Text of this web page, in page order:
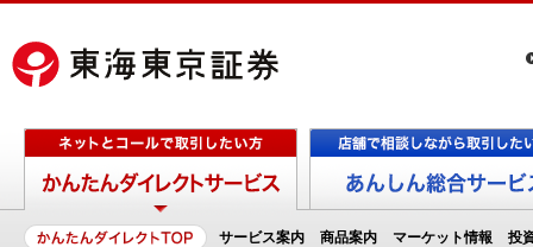
サービス案内 商品案内 マーケット情報 投